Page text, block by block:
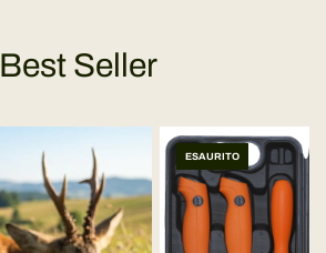
Best Seller
ESAURITO